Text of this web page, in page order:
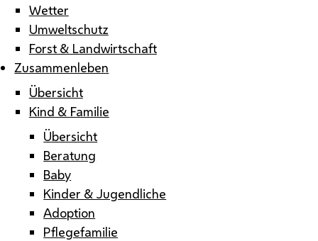
Wetter
Umweltschutz
Forst & Landwirtschaft
Zusammenleben
Übersicht
Kind & Familie
Übersicht
Beratung
Baby
Kinder & Jugendliche
Adoption
Pflegefamilie